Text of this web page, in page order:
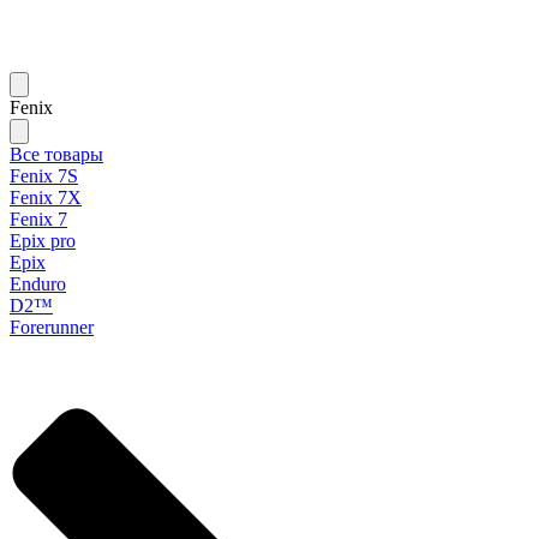
Fenix
Все товары
Fenix 7S
Fenix 7X
Fenix 7
Epix pro
Epix
Enduro
D2™
Forerunner